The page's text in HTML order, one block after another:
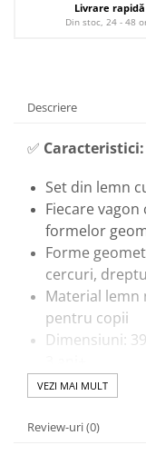
Livrare rapidă
Din stoc, 24 - 48
Descriere
✅ Caracteristici:
Set din lemn
Fiecare
formelor
Forme
cercuri,
Material lemn
pentru copii
Dimensiuni:
🎓Beneficii
Dezvolta
VEZI MAI MULT
Review-uri(0)